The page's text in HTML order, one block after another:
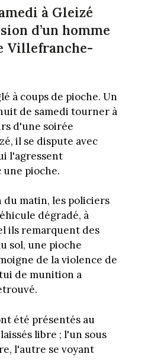
à Gleizé
d’un homme
Villefranche-
à coups de pioche. Un
de samedi tourner à
d'une soirée
il se dispute avec
l'agressent
une pioche.
du matin, les policiers
dégradé, à
ils remarquent des
sol, une pioche
de la violence de
de munition a
été présentés au
libre ; l'un sous
l'autre se voyant